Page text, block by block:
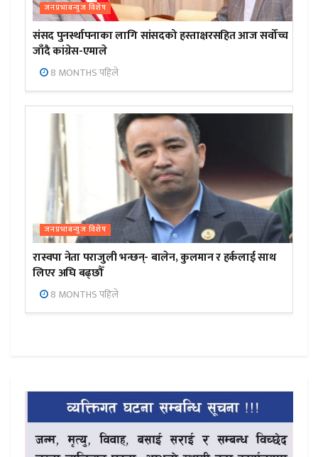
जनप्रभाबन्युज विशेष
संसद पुनर्स्थापनाका लागि सांसदको हस्ताक्षरसहित आज सर्वोच्च
जाँदै कांग्रेस-एमाले
8 MONTHS पहिले
जनप्रभाबन्युज विशेष
रास्वपा नेता पराजुली भन्छन्- बालेन, कुलमान र हर्कलाई साथ
लिएर अघि बढ्छौँ
8 MONTHS पहिले